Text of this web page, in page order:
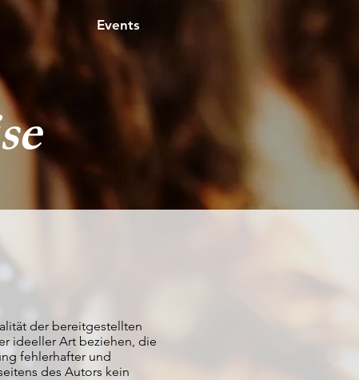
Events
der bereitgestellten
ideeller Art beziehen, die
fehlerhafter und
des Autors kein